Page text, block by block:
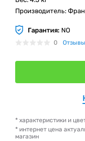
Производитель:
Гарантия: NO
0 Отзывы
* характеристики и
* интернет цена
магазин